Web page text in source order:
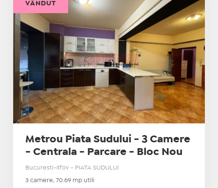
Metrou Piata Sudului - 3 Camere
- Centrala - Parcare - Bloc Nou
Bucuresti-Ilfov - PIATA SUDULUI
3 camere, 70.69 mp utili
VÂNDUT